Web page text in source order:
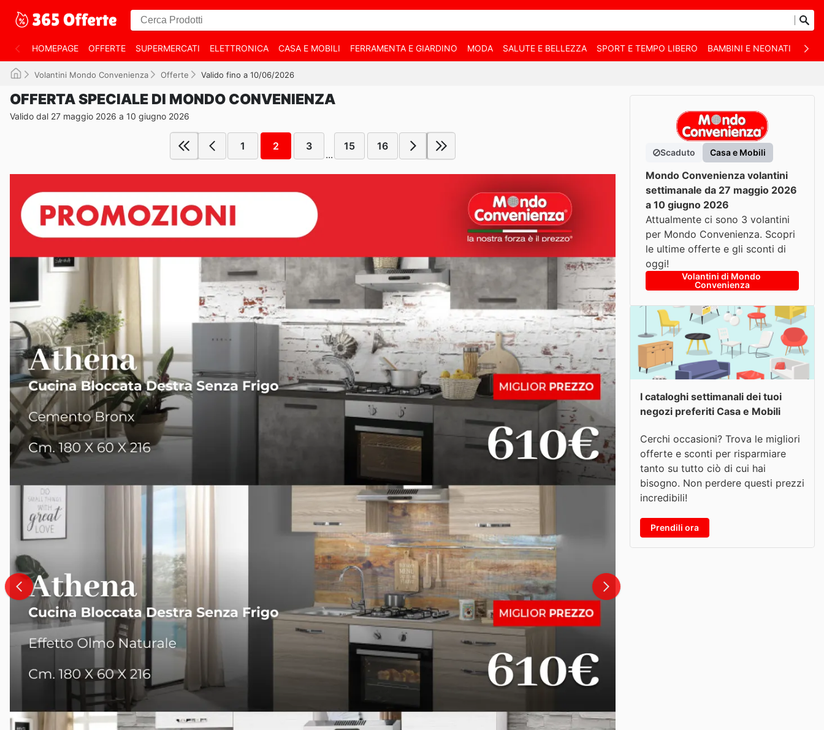
HOMEPAGE OFFERTE SUPERMERCATI ELETTRONICA CASA E MOBILI FERRAMENTA E GIARDINO MODA SALUTE E BELLEZZA SPORT E TEMPO LIBERO BAMBINI E NEONATI
Volantini Mondo Convenienza Offerte Valido fino a 10/06/2026
OFFERTA SPECIALE DI MONDO CONVENIENZA
Valido dal 27 maggio 2026 a 10 giugno 2026
1 2 3
...
15 16
Scaduto Casa e Mobili
Mondo Convenienza volantini
settimanale da 27 maggio 2026
a 10 giugno 2026
Attualmente ci sono 3 volantini
per Mondo Convenienza. Scopri
le ultime offerte e gli sconti di
oggi!
Volantini di Mondo
Convenienza
I cataloghi settimanali dei tuoi
negozi preferiti Casa e Mobili
Cerchi occasioni? Trova le migliori
offerte e sconti per risparmiare
tanto su tutto ciò di cui hai
bisogno. Non perdere questi prezzi
incredibili!
Prendili ora